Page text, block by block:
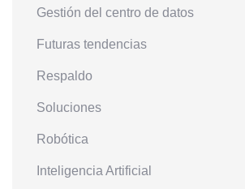
Gestión del centro de datos
Futuras tendencias
Respaldo
Soluciones
Robótica
Inteligencia Artificial